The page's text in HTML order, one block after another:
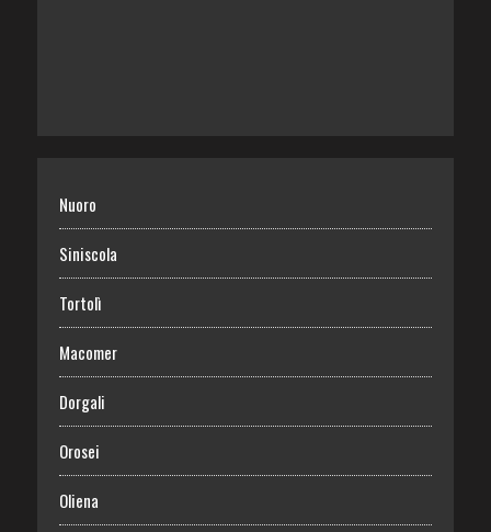
Nuoro
Siniscola
Tortolì
Macomer
Dorgali
Orosei
Oliena